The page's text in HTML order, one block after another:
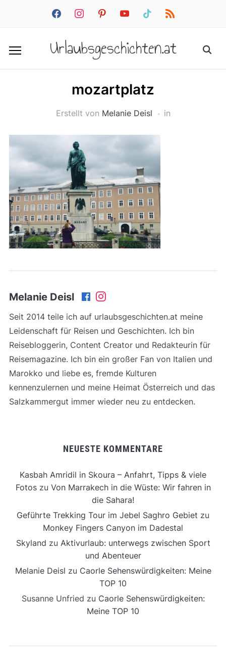
facebookinstagrampinterestyoutube tiktok rss
Urlaubsgeschichten.at
mozartplatz
Erstellt von Melanie Deisl in
Melanie Deisl
Seit 2014 teile ich auf urlaubsgeschichten.at meine
Leidenschaft für Reisen und Geschichten. Ich bin
Reisebloggerin, Content Creator und Redakteurin für
Reisemagazine. Ich bin ein großer Fan von Italien und
Marokko und liebe es, fremde Kulturen
kennenzulernen und meine Heimat Österreich und das
Salzkammergut immer wieder neu zu entdecken.
NEUESTE KOMMENTARE
Kasbah Amridil in Skoura – Anfahrt, Tipps & viele
Fotoszu Von Marrakech in die Wüste: Wir fahren in
die Sahara!
Geführte Trekking Tour im Jebel Saghro Gebiet zu
Monkey Fingers Canyon im Dadestal
Skyland zu Aktivurlaub: unterwegs zwischen Sport
und Abenteuer
Melanie Deisl zu Caorle Sehenswürdigkeiten: Meine
TOP 10
Susanne Unfried zu Caorle Sehenswürdigkeiten:
Meine TOP 10